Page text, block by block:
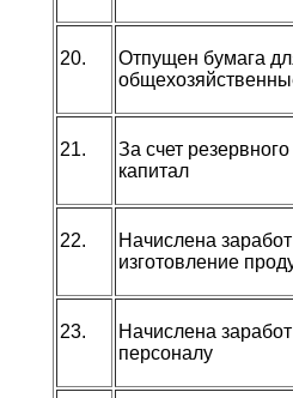
20.
Отпущен бумага
21.
За счет
капитал
22.
Начислена
изготовление
23.
Начислена
персоналу